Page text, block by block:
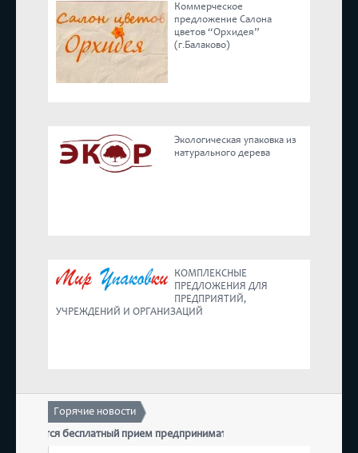
Экспертное мнение
Корпоративные блоги
Предложения
Коммерческое
предложение Салона
цветов “Орхидея”
(г.Балаково)
Экологическая упаковка из
натурального дерева
КОМПЛЕКСНЫЕ
ПРЕДЛОЖЕНИЯ ДЛЯ
ПРЕДПРИЯТИЙ,
УЧРЕЖДЕНИЙ И ОРГАНИЗАЦИЙ
Горячие новости
бесплатный прием предпринимателей